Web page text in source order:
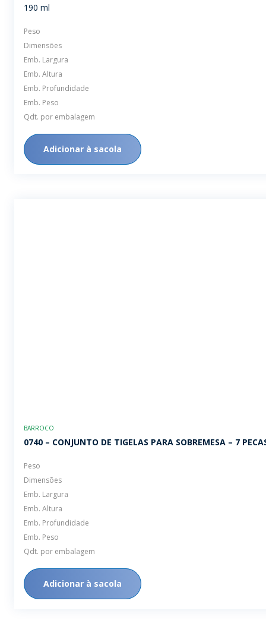
190 ml
Peso
Dimensões
Emb. Largura
Emb. Altura
Emb. Profundidade
Emb. Peso
Qdt. por embalagem
Adicionar à sacola
BARROCO
0740 – CONJUNTO DE TIGELAS PARA SOBREMESA – 7
Peso
Dimensões
Emb. Largura
Emb. Altura
Emb. Profundidade
Emb. Peso
Qdt. por embalagem
Adicionar à sacola